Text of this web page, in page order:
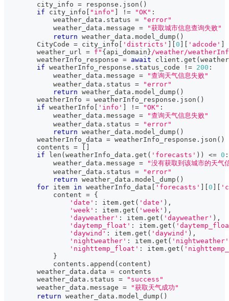
        city_info
= response . json ( )
if city_info "info" != "OK" :
            weather_data
. status =
"error"
            weather_data
. message =
"获取城市信息查询失败"
return weather_data . model_dump ( )
        CityCode
= city_info 'districts' 0 'adcode'
        weather_url
= f" { api_domain }/weather/
        weatherInfo_response
= await client . get (
if weatherInfo_response . status_code != 200 :
            weather_data
. message =
"查询天气信息失败"
            weather_data
. status =
"error"
return weather_data . model_dump ( )
        weatherInfo
= weatherInfo_response . json ( )
if weatherInfo 'info' != "OK" :
            weather_data
. message =
"查询天气信息失败"
            weather_data
. status =
"error"
return weather_data . model_dump ( )
        weatherInfo_data
= weatherInfo_response . json ( )
        contents
=
if
len ( weatherInfo_data . get ( 'forecasts' ) ) <= 0 :
            weather_data
. message =
"没有获取到该城市的天气
            weather_data
. status =
"error"
return weather_data . model_dump ( )
for item in weatherInfo_data 'forecasts' 0
            content
= {
'date' : item . get ( 'date' ) ,
'week' : item . get ( 'week' ) ,
'dayweather' : item . get ( 'dayweather' ) ,
'daytemp_float' : item . get (
'daywind' : item . get ( 'daywind' ) ,
'nightweather' : item . get ( 'nightweather'
'nighttemp_float' : item . get (
}
            contents
. append ( content )
        weather_data
. data = contents
        weather_data
. status =
"success"
        weather_data
. message =
"获取天气成功"
return weather_data . model_dump ( )